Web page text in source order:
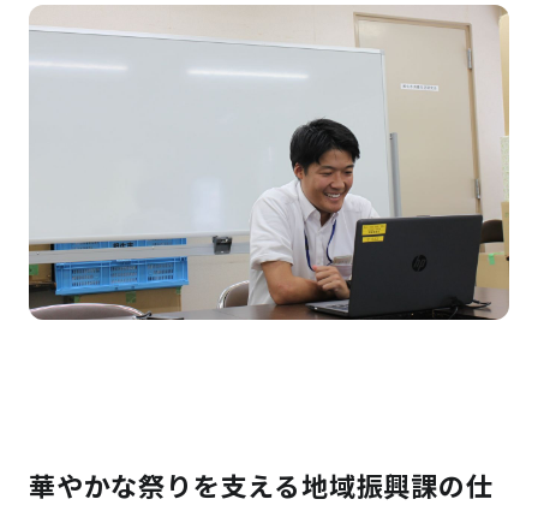
華やかな祭りを支える地域振興課の仕